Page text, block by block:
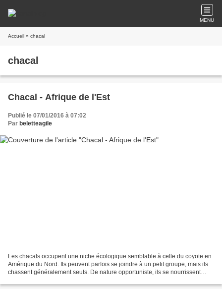
MENU
Accueil » chacal
chacal
Chacal - Afrique de l'Est
Publié le 07/01/2016 à 07:02
Par beletteagile
Les chacals occupent une niche écologique semblable à celle du coyote en
Amérique du Nord. Ils peuvent parfois se joindre à un petit groupe, mais ils
chassent généralement seuls. De nature opportuniste, ils se nourrissent